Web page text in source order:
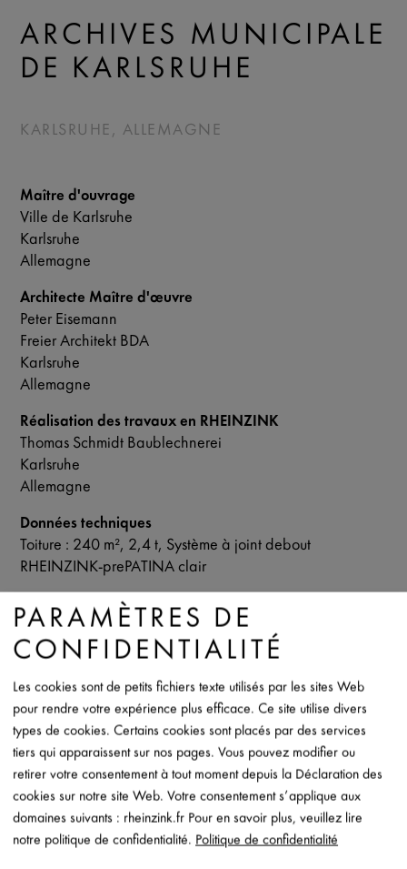
ARCHIVES MUNICIPALE
DE KARLSRUHE
KARLSRUHE, ALLEMAGNE
Maître d'ouvrage
Ville de Karlsruhe
Karlsruhe
Allemagne
Architecte Maître d'œuvre
Peter Eisemann
Freier Architekt BDA
Karlsruhe
Allemagne
Réalisation des travaux en RHEINZINK
Thomas Schmidt Baublechnerei
Karlsruhe
Allemagne
Données techniques
Toiture : 240 m², 2,4 t, Système à joint debout
RHEINZINK-prePATINA clair
Copyright photo
RHEINZINK
Fiche de donées
PARAMÈTRES DE
CONFIDENTIALITÉ
Les cookies sont de petits fichiers texte utilisés par les sites Web
pour rendre votre expérience plus efficace. Ce site utilise divers
types de cookies. Certains cookies sont placés par des services
tiers qui apparaissent sur nos pages. Vous pouvez modifier ou
retirer votre consentement à tout moment depuis la Déclaration des
cookies sur notre site Web. Votre consentement s’applique aux
domaines suivants : rheinzink.fr Pour en savoir plus, veuillez lire
notre politique de confidentialité. Politique de confidentialité